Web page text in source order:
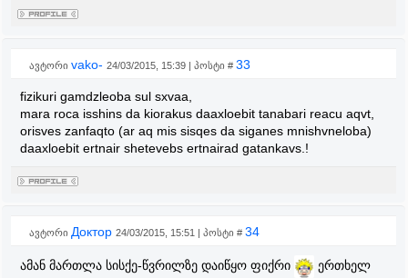
ავტორი vako- 24/03/2015, 15:39 | პოსტი # 33
fizikuri gamdzleoba sul sxvaa,
mara roca isshins da kiorakus daaxloebit tanabari reacu aqvt,
orisves zanfaqto (ar aq mis sisqes da siganes mnishvneloba)
daaxloebit ertnair shetevebs ertnairad gatankavs.!
ავტორი Доктор 24/03/2015, 15:51 | პოსტი # 34
ამან მართლა სისქე-წვრილზე დაიწყო ფიქრი
ერთხელ